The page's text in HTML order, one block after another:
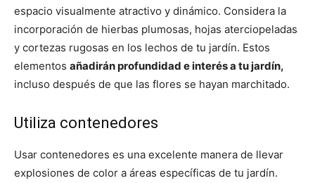
espacio visualmente atractivo y dinámico. Considera la
incorporación de hierbas plumosas, hojas aterciopeladas
y cortezas rugosas en los lechos de tu jardín. Estos
elementos añadirán profundidad e interés a tu jardín,
incluso después de que las flores se hayan marchitado.
Utiliza contenedores
Usar contenedores es una excelente manera de llevar
explosiones de color a áreas específicas de tu jardín.